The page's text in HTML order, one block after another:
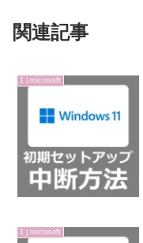
関連記事
1 | microsoft
1 | microsoft